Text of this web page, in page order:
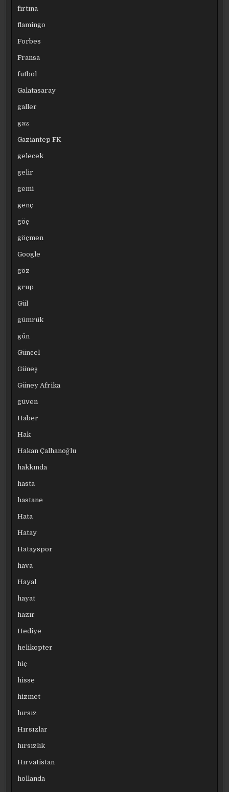
fırtına
flamingo
Forbes
Fransa
futbol
Galatasaray
galler
gaz
Gaziantep FK
gelecek
gelir
gemi
genç
göç
göçmen
Google
göz
grup
Gül
gümrük
gün
Güncel
Güneş
Güney Afrika
güven
Haber
Hak
Hakan Çalhanoğlu
hakkında
hasta
hastane
Hata
Hatay
Hatayspor
hava
Hayal
hayat
hazır
Hediye
helikopter
hiç
hisse
hizmet
hırsız
Hırsızlar
hırsızlık
Hırvatistan
hollanda